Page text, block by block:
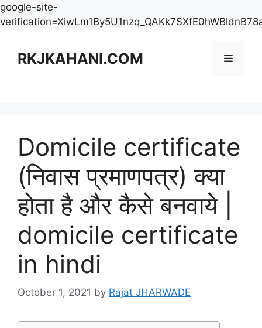
google-site-
contentRKJKAHANI.COM Menu
Domicile certificate
(निवास प्रमाणपत्र) क्या
होता है और कैसे बनवाये |
domicile certificate
in hindi
October 1, 2021 by Rajat JHARWADE